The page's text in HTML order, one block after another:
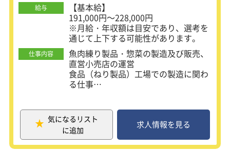
給与
【基本給】
191,000円～228,000円
※月給・年収額は目安であり、選考を
通じて上下する可能性があります。
仕事内容
魚肉練り製品・惣菜の製造及び販売、
直営小売店の運営
食品（ねり製品）工場での製造に関わ
る仕事
やおでんに代表されるねり製品を製造
します。
製造ラインでの作業、製造業務の管理
のほか、ラインの清掃・片付けも行い
気になるリスト
に追加
求人情報を見る